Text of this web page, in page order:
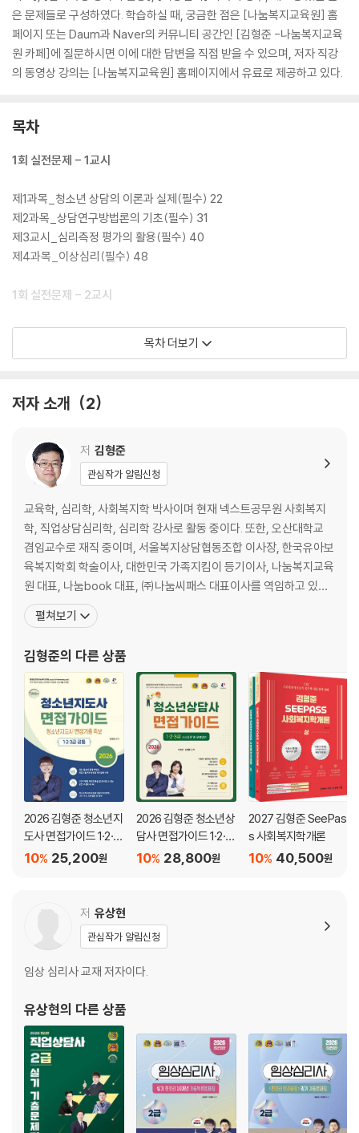
은 문제들로 구성하였다. 학습하실 때, 궁금한 점은 [나눔복지교육원] 홈
페이지 또는 Daum과 Naver의 커뮤니티 공간인 [김형준 -나눔복지교육
원 카페]에 질문하시면 이에 대한 답변을 직접 받을 수 있으며, 저자 직강
의 동영상 강의는 [나눔복지교육원] 홈페이지에서 유료로 제공하고 있다.
목차
1회 실전문제 - 1교시
제1과목_청소년 상담의 이론과 실제(필수) 22
제2과목_상담연구방법론의 기초(필수) 31
제3교시_심리측정 평가의 활용(필수) 40
제4과목_이상심리(필수) 48
1회 실전문제 - 2교시
제1과목_집단상담(선택) 56
상담연구방법론의 기초(필수) 85
제3과목_심리측정 평가의 활용(필수) 94
제4과목_이상심리(필수) 102
2회 실전문제 - 2교시
제1과목_집단상담(선택) 111
제2과목_가족상담(선택) 121
3회 실전문제 - 1교시
제1과목_청소년 상담의 이론과 실제(필수) 130
제2과목_상담연구방법론의 기초(필수) 139
제3과목_심리측정 평가의 활용(필수) 148
제4과목_이상심리(필수) 155
3회 실전문제 - 2교시
제1과목_집단상담(선택) 164
제2과목_가족상담(선택) 174
4회 실전문제 - 1교시
제2과목_상담연구방법론의 기초(필수) 193
제3과목_심리측정 평가의 활용(필수) 202
제4과목_이상심리(필수) 210
제1과목_집단상담(선택) 219
제2과목_가족상담(선택) 228
5회 실전문제 - 1교시
제1과목_청소년 상담의 이론과 실제(필수) 238
목차 더보기
저자 소개 2
저 김형준
관심작가 알림신청
교육학, 심리학, 사회복지학 박사이며 현재 넥스트공무원 사회복지
학, 직업상담심리학, 심리학 강사로 활동 중이다. 또한, 오산대학교
겸임교수로 재직 중이며, 서울복지상담협동조합 이사장, 한국유아보
육복지학회 학술이사, 대한민국 가족지킴이 등기이사, 나눔복지교육
원 대표, 나눔book 대표, ㈜나눔씨패스 대표이사를 역임하고 있다.
저서로는 『김형준 직업상담심리학개론 SEEPASS 이론+기출』, 『김
형준 직업상담심리학개론 영역&실전 문제집』, 『김형준 SEEPASS
클 필기노트』, 『김형준 사회복지학개론 뫼비우스 기출문제
펼쳐보기
김형준의 다른 상품
2026 김형준 청소년지
도사 면접가이드 1·2·3
급
25,200원
10%
2026 김형준 청소년상
담사 면접가이드 1·2·3
급 사례질문 및 모범답
28,800원
10%
2027 김형준 SeePas
s 사회복지학개론
40,500원
10%
저 유상현
관심작가 알림신청
임상 심리사 교재 저자이다.
유상현의 다른 상품